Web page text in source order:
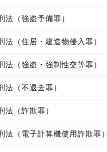
法（強盗予備罪）
法（住居・建造物侵入罪）
法（強盗・強制性交等罪）
法（不退去罪）
法（詐欺罪）
法（電子計算機使用詐欺罪）